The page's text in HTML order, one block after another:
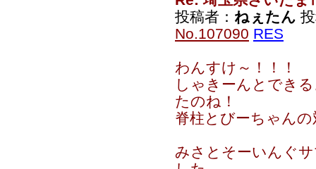
投稿者： ねぇたん
No.107090 RES
わんすけ～！！！
しゃきーんとでき
たのね！
脊柱とびーちゃん
みさとそーいんぐ